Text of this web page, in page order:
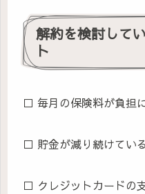
解約を検討して
ト
□ 毎月の保険料が負担
□ 貯金が減り続けている
□ クレジットカードの